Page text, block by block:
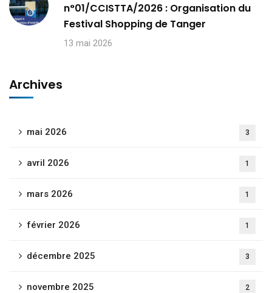
n°01/CCISTTA/2026 : Organisation du
Festival Shopping de Tanger
13 mai 2026
Archives
mai 2026 3
avril 2026 1
mars 2026 1
février 2026 1
décembre 2025 3
novembre 2025 2